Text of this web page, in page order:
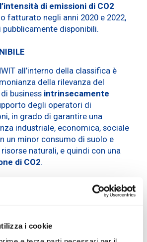
i cookie
di emissioni di CO2
fatturato negli anni 2020 e 2022,
pubblicamente disponibili.
all’interno della classifica è
della rilevanza del
business intrinsecamente
degli operatori di
in grado di garantire una
industriale, economica, sociale
un minor consumo di suolo e
naturali, e quindi con una
di CO2.
definita da INWIT, la cui
di energia elettrica da
oltre ad investimenti in